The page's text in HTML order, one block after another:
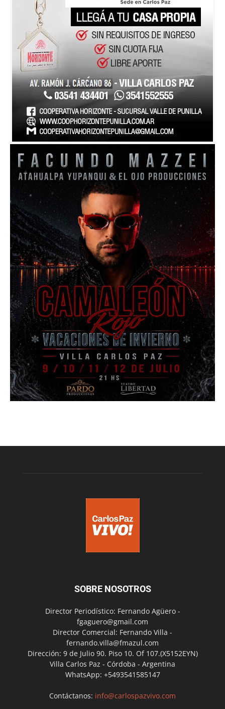
SOBRE NOSOTROS
Director Periodístico: Fernando Agüero -
fgaguero@gmail.com
Director Comercial: Fernando Villa -
fernando.villa@fmazul.com
Dirección: 9 de Julio 90. Piso 10. Of 107.(X5152EYN)
Villa Carlos Paz - Córdoba - Argentina
WhatsApp: +5493541585147
Contáctanos: info@carlospazvivo.com